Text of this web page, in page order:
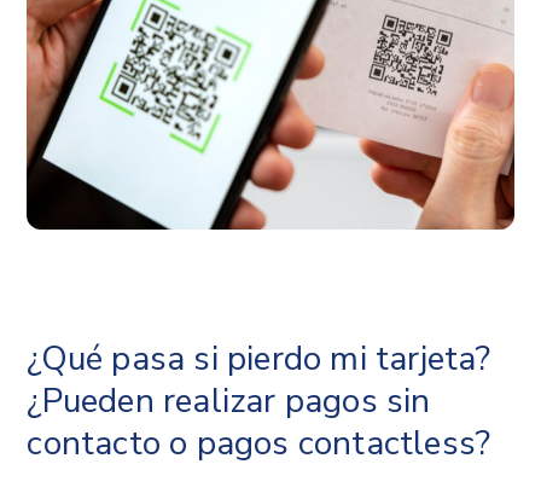
¿Qué pasa si pierdo mi tarjeta?
¿Pueden realizar pagos sin
contacto o pagos contactless?